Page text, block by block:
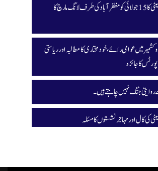
جوائنٹ عوامی ایکشن کمیٹی کا 15 جولائی کو مظفرآباد کی طرف لانگ مارچ کا
کشمیر میں عوامی رائے، خودمختاری کا مطالبہ اور ریاستی
کا جائزہ
جنگ نہیں چاہتے ہیں۔
کی کال اور مہاجر نشستوں کا مسئلہ